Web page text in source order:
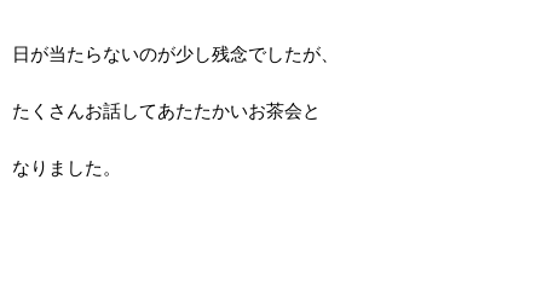
日が当たらないのが少し残念でしたが、
たくさんお話してあたたかいお茶会と
なりました。